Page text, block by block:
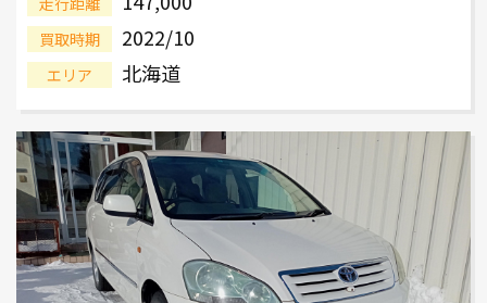
買取時期 2022/10
エリア 北海道